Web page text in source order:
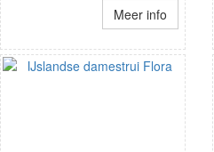
Meer info